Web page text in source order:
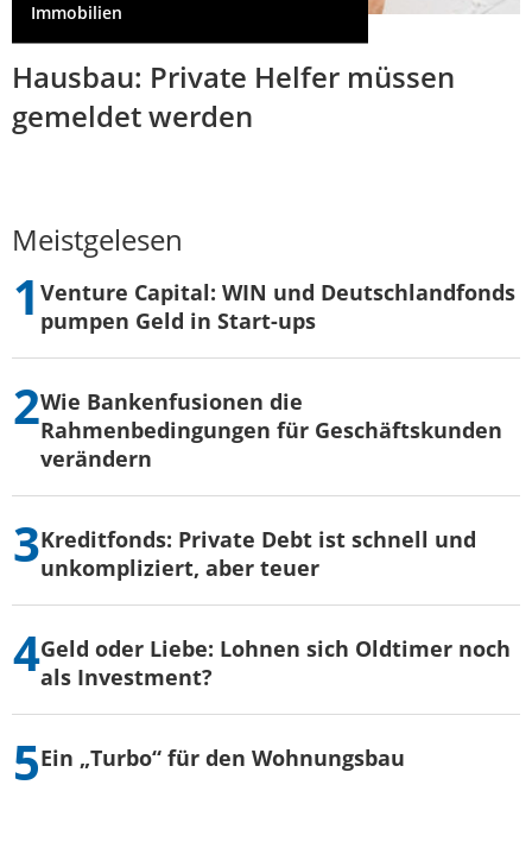
Immobilien
Hausbau: Private Helfer müssen
gemeldet werden
Meistgelesen
Venture Capital: WIN und Deutschlandfonds
pumpen Geld in Start-ups
Wie Bankenfusionen die
Rahmenbedingungen für Geschäftskunden
verändern
Kreditfonds: Private Debt ist schnell und
unkompliziert, aber teuer
Geld oder Liebe: Lohnen sich Oldtimer noch
als Investment?
Ein „Turbo“ für den Wohnungsbau